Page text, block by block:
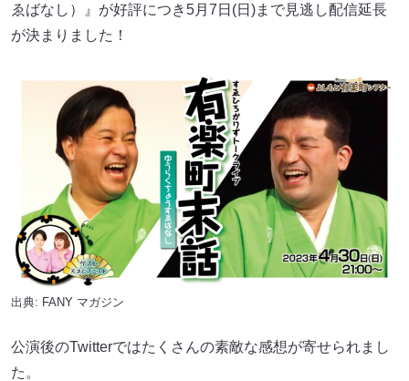
ゑばなし）』が好評につき5月7日(日)まで見逃し配信延長
が決まりました！
出典: FANY マガジン
公演後のTwitterではたくさんの素敵な感想が寄せられまし
た。